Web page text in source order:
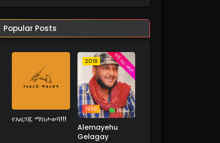
Popular Posts
የአዘጋጁ ማስታወሻ!!!
2018
1999 18 ስራ
ከ5 ስራ በላይ
Alemayehu
Gelagay